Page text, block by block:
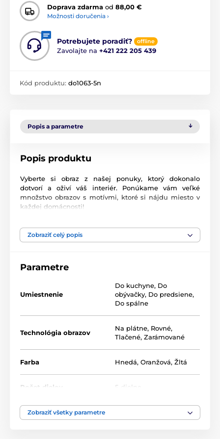
Doprava zdarma od 88,00 €
Možnosti doručenia ›
Potrebujete poradiť? offline
Zavolajte na +421 222 205 439
Kód produktu: do1063-5n
Popis a parametre
Popis produktu
Vyberte si obraz z našej ponuky, ktorý dokonalo
dotvorí a oživí váš interiér. Ponúkame vám veľké
množstvo obrazov s motívmi, ktoré si nájdu miesto v
každej domácnosti!
(v cm):
Kvalita je pre nás dôležitá a preto sme pre naše obrazy
Zobraziť celý popis
Parametre
Umiestnenie
Do kuchyne, Do
obývačky, Do predsiene,
Do spálne
Technológia obrazov
Na plátne, Rovné,
Tlačené, Zarámované
Farba Hnedá, Oranžová, Žltá
Počet dielov 5-dielne
Zobraziť všetky parametre